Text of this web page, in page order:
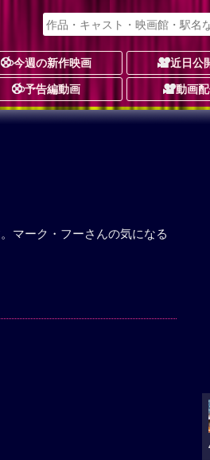
今週の新作映画 近日公
予告編動画 動画
マーク・フーさんの気になる